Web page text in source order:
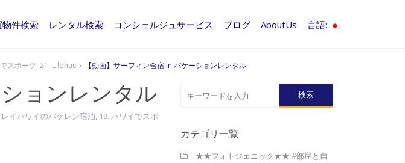
物件検索 レンタル検索 コンシェルジュサービス ブログ AboutUs 言語:
スポーツ, 21. L lohas 【動画】サーフィン合宿 in バケーションレンタル
ョンレンタル
レイハワイのバケレン宿泊, 19. ハワイでスポ
検索
カテゴリ一覧
★★フォトジェニック★★ #部屋と自